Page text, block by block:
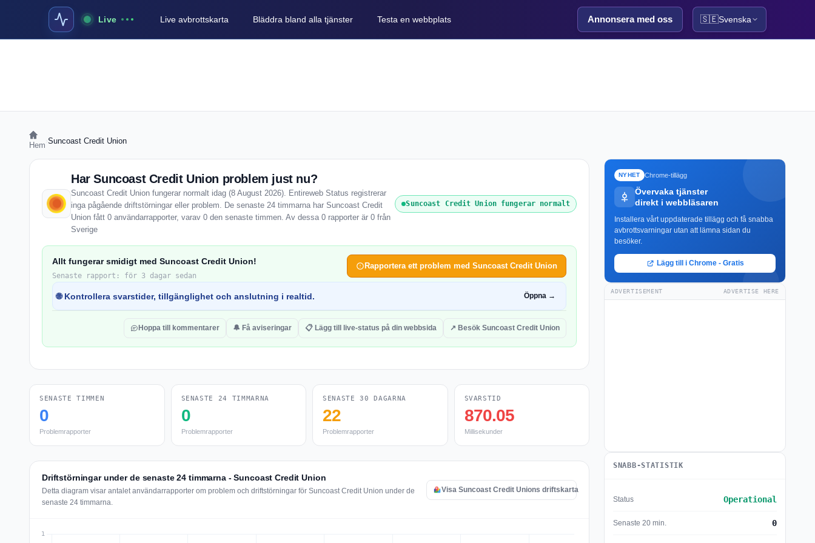
Live Live avbrottskarta Bläddra bland alla tjänster Testa en webbplats Annonsera med oss 🇸🇪Svenska
Hem Suncoast Credit Union
Har Suncoast Credit Union problem just nu?
Suncoast Credit Union fungerar normalt idag (8 August 2026). Entireweb Status registrerar
inga pågående driftstörningar eller problem. De senaste 24 timmarna har Suncoast Credit
Union fått 0 användarrapporter, varav 0 den senaste timmen. Av dessa 0 rapporter är 0 från
Sverige
Suncoast Credit Union fungerar normalt
Allt fungerar smidigt med Suncoast Credit Union!
Senaste rapport: för 3 dagar sedan
Rapportera ett problem med Suncoast Credit Union
🌐 Kontrollera svarstider, tillgänglighet och anslutning i realtid. Öppna →
Hoppa till kommentarer 🔔 Få aviseringar 📋 Lägg till live-status på din webbsida ↗ Besök Suncoast Credit Union
SENASTE TIMMEN
0
Problemrapporter
SENASTE 24 TIMMARNA
0
Problemrapporter
SENASTE 30 DAGARNA
22
Problemrapporter
SVARSTID
870.05
Millisekunder
Driftstörningar under de senaste 24 timmarna - Suncoast Credit Union
Detta diagram visar antalet användarrapporter om problem och driftstörningar för Suncoast Credit Union under de
senaste 24 timmarna.
Visa Suncoast Credit Unions driftskarta
NYHET Chrome-tillägg
Övervaka tjänster
direkt i webbläsaren
Installera vårt uppdaterade tillägg och få snabba
avbrottsvarningar utan att lämna sidan du
besöker.
Lägg till i Chrome - Gratis
ADVERTISEMENT ADVERTISE HERE
SNABB-STATISTIK
Status Operational
Senaste 20 min. 0